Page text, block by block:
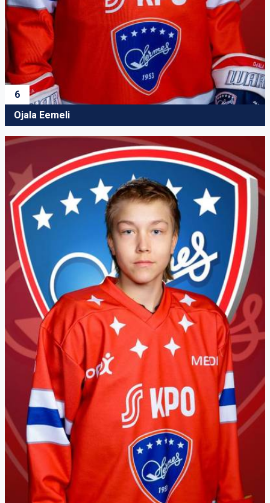
6
Ojala Eemeli